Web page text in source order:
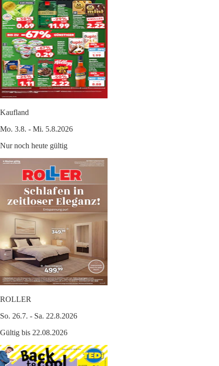
Kaufland
Mo. 3.8. - Mi. 5.8.2026
Nur noch heute gültig
ROLLER
So. 26.7. - Sa. 22.8.2026
Gültig bis 22.08.2026